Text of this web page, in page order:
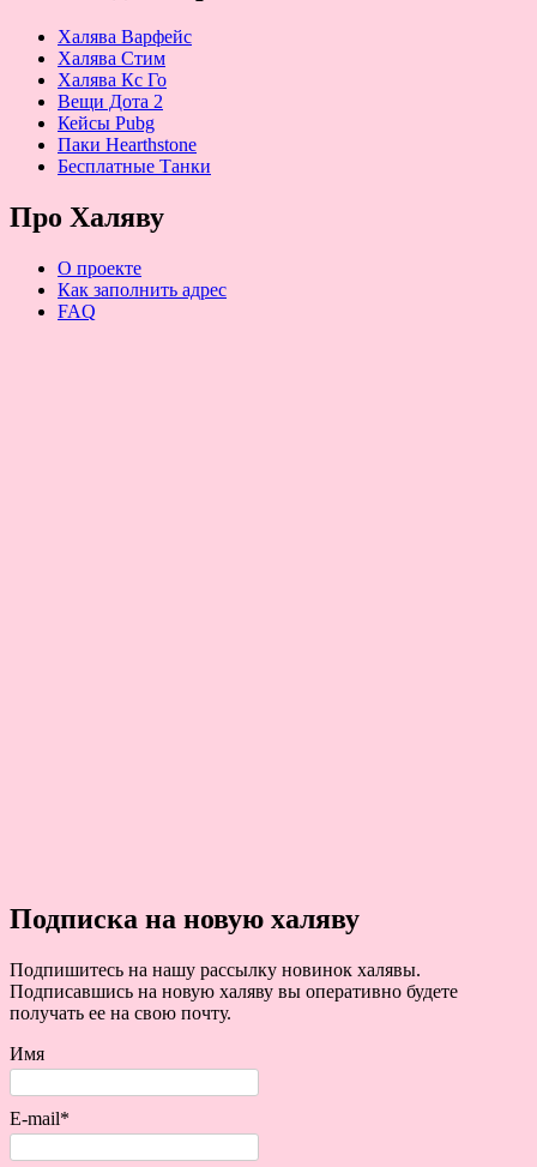
Халява Варфейс
Халява Стим
Халява Кс Го
Вещи Дота 2
Кейсы Pubg
Паки Hearthstone
Бесплатные Танки
Про Халяву
О проекте
Как заполнить адрес
FAQ
Подписка на новую халяву
Подпишитесь на нашу рассылку новинок халявы.
Подписавшись на новую халяву вы оперативно будете
получать ее на свою почту.
Имя
E-mail*